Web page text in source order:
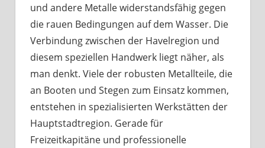
und andere Metalle widerstandsfähig gegen
die rauen Bedingungen auf dem Wasser. Die
Verbindung zwischen der Havelregion und
diesem speziellen Handwerk liegt näher, als
man denkt. Viele der robusten Metallteile, die
an Booten und Stegen zum Einsatz kommen,
entstehen in spezialisierten Werkstätten der
Hauptstadtregion. Gerade für
Freizeitkapitäne und professionelle